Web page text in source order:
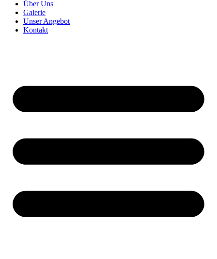
Über Uns
Galerie
Unser Angebot
Kontakt